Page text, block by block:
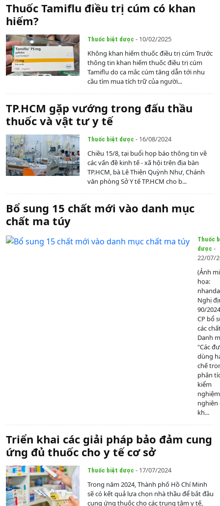
Thuốc Tamiflu điều trị cúm có khan
hiếm?
Thuốc biệt dược - 10/02/2025
Không khan hiếm thuốc điều trị cúm Trước
thông tin khan hiếm thuốc điều trị cúm
Tamiflu do ca mắc cúm tăng dẫn tới nhu
cầu tìm mua tích trữ của người...
TP.HCM gặp vướng trong đấu thầu
thuốc và vật tư y tế
Thuốc biệt dược - 16/08/2024
Chiều 15/8, tại buổi họp báo thông tin về
các vấn đề kinh tế - xã hội trên địa bàn
TP.HCM, bà Lê Thiện Quỳnh Như, Chánh
văn phòng Sở Y tế TP.HCM cho b...
Bổ sung 15 chất mới vào danh mục
chất ma túy
Thuốc
dược -
22/07/
(Ảnh
họa:
Nghị
90/
CP bổ
các
Danh
"Các
dùng
chế
phân
kiểm
nghiên
kh...
Triển khai các giải pháp bảo đảm cung
ứng đủ thuốc cho y tế cơ sở
Thuốc biệt dược - 17/07/2024
Trong năm 2024, Thành phố Hồ Chí Minh
sẽ có kết quả lựa chọn nhà thầu để bắt đầu
cung ứng thuốc cho các trung tâm y tế,